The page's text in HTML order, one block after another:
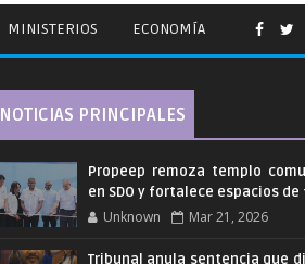
MINISTERIOS ECONOMÍA
NOTICIAS PRINCIPALES
Propeep remoza templo
en SDO y fortalece espacios de
Unknown Mar 21, 2026
Tribunal anula sentencia que